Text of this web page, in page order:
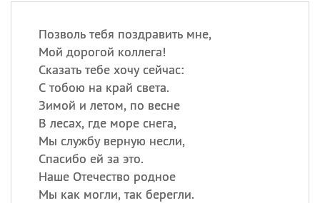
Позволь тебя поздравить мне,
Мой дорогой коллега!
Сказать тебе хочу сейчас:
С тобою на край света.
Зимой и летом, по весне
В лесах, где море снега,
Мы службу верную несли,
Спасибо ей за это.
Наше Отечество родное
Мы как могли, так берегли.